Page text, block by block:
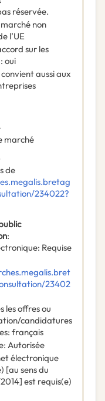
réservée.
non
l’UE
sur les
: oui
aussi aux
marché
de
234022?
:
: Requise
23402
les offres ou
candidatures
: français
: Autorisée
électronique
[au sens du
est requis(e)